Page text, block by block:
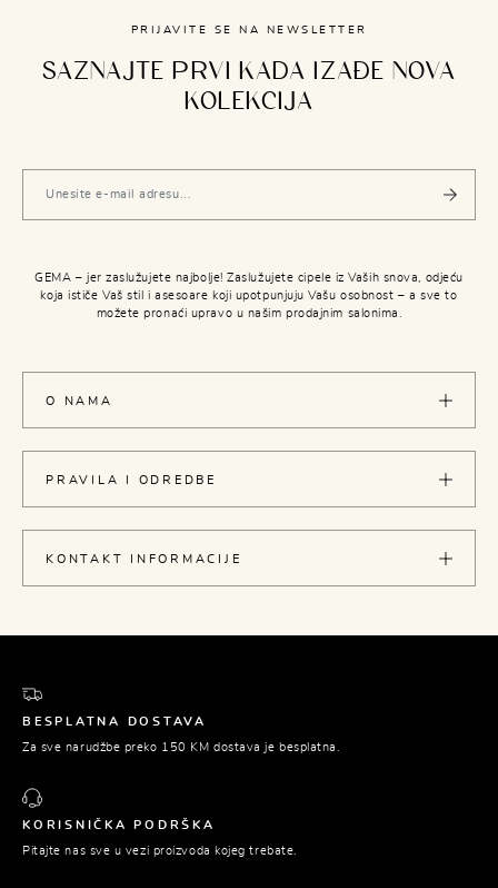
PRIJAVITE SE NA NEWSLETTER
SAZNAJTE PRVI KADA IZAĐE NOVA
KOLEKCIJA
GEMA – jer zaslužujete najbolje! Zaslužujete cipele iz Vaših snova, odjeću
koja ističe Vaš stil i asesoare koji upotpunjuju Vašu osobnost – a sve to
možete pronaći upravo u našim prodajnim salonima.
O NAMA
PRAVILA I ODREDBE
KONTAKT INFORMACIJE
BESPLATNA DOSTAVA
Za sve narudžbe preko 150 KM dostava je besplatna.
KORISNIČKA PODRŠKA
Pitajte nas sve u vezi proizvoda kojeg trebate.